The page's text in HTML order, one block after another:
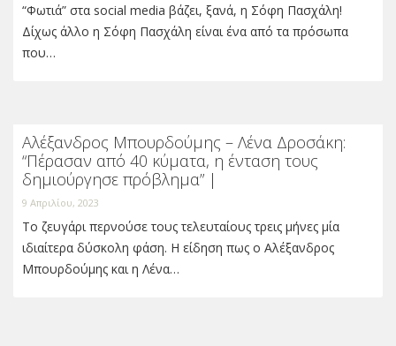
“Φωτιά” στα social media βάζει, ξανά, η Σόφη Πασχάλη!
Δίχως άλλο η Σόφη Πασχάλη είναι ένα από τα πρόσωπα
που…
Αλέξανδρος Μπουρδούμης – Λένα Δροσάκη:
“Πέρασαν από 40 κύματα, η ένταση τους
δημιούργησε πρόβλημα” |
9 Απριλίου, 2023
Το ζευγάρι περνούσε τους τελευταίους τρεις μήνες μία
ιδιαίτερα δύσκολη φάση. Η είδηση πως ο Αλέξανδρος
Μπουρδούμης και η Λένα…